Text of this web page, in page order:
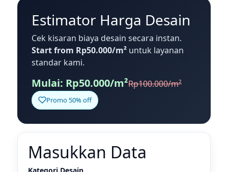
Estimator Harga Desain
Cek kisaran biaya desain secara instan.
Start from Rp50.000/m² untuk layanan
standar kami.
Mulai: Rp50.000/m²Rp100.000/m²
Promo 50% off
Masukkan Data